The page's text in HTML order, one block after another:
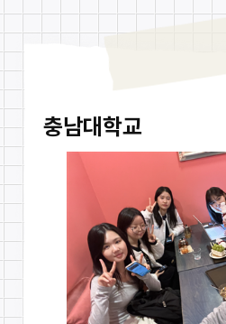
주요내용
활동후기
충남대학교